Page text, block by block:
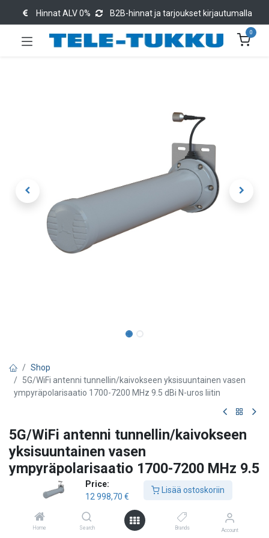
Price:
12 998,70 €
Lisää ostoskoriin
Home Search Brands Account
Hinnat ALV 0% B2B-hinnat ja tarjoukset kirjautumalla
0
Shop
5G/WiFi antenni tunnellin/kaivokseen yksisuuntainen vasen
ympyräpolarisaatio 1700-7200 MHz 9.5 dBi N-uros liitin
5G/WiFi antenni tunnellin/kaivokseen
yksisuuntainen vasen
ympyräpolarisaatio 1700-7200 MHz 9.5
dBi N-uros liitin
Laajakaistainen ympyräpolarisoitunut antenni